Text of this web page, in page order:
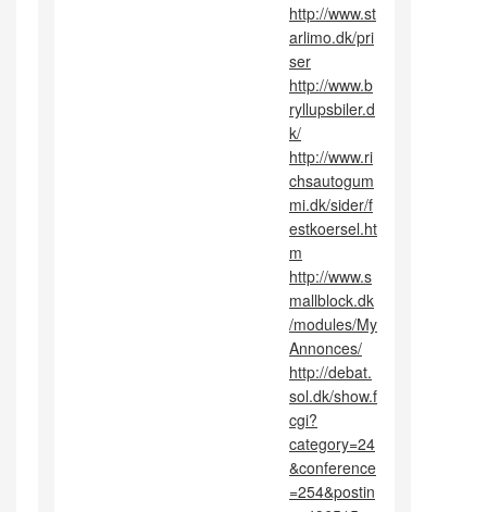
http://www.st
arlimo.dk/pri
ser
http://www.b
ryllupsbiler.d
k/
http://www.ri
chsautogum
mi.dk/sider/f
estkoersel.ht
m
http://www.s
mallblock.dk
/modules/My
Annonces/
http://debat.
sol.dk/show.f
cgi?
category=24
&conference
=254&postin